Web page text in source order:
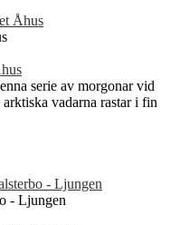
Åhus
serie av morgonar vid
vadarna rastar i fin
- Ljungen
- Ljungen